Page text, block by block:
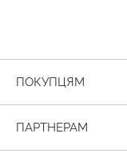
ПОКУПЦЯМ
ПАРТНЕРАМ